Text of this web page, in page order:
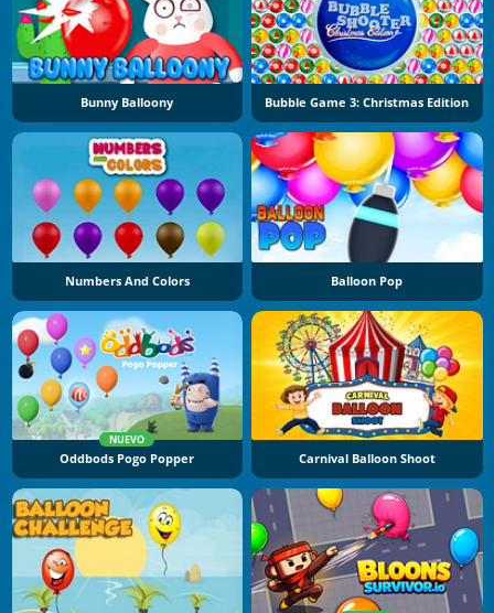
Bunny Balloony Bubble Game 3: Christmas Edition
Numbers And Colors Balloon Pop
NUEVO
Oddbods Pogo Popper Carnival Balloon Shoot